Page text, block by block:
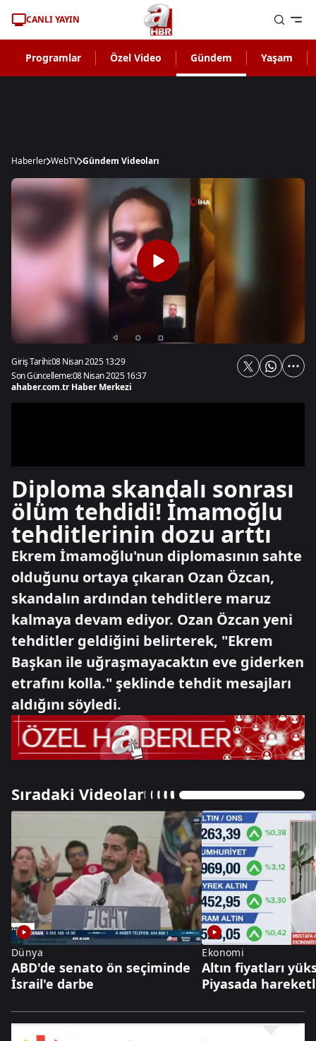
CANLI YAYIN
Programlar Özel Video Gündem Yaşam
Haberler WebTV Gündem Videoları
Giriş Tarihi:08 Nisan 2025 13:29
Son Güncelleme:08 Nisan 2025 16:37
ahaber.com.tr Haber Merkezi
Diploma skandalı sonrası
ölüm tehdidi! İmamoğlu
tehditlerinin dozu arttı
Ekrem İmamoğlu'nun diplomasının sahte
olduğunu ortaya çıkaran Ozan Özcan,
skandalın ardından tehditlere maruz
kalmaya devam ediyor. Ozan Özcan yeni
tehditler geldiğini belirterek, "Ekrem
Başkan ile uğraşmayacaktın eve giderken
etrafını kolla." şeklinde tehdit mesajları
aldığını söyledi.
Sıradaki Videolar
Dünya
ABD'de senato ön seçiminde
İsrail'e darbe
Ekonomi
Altın fiyatları
Piyasada